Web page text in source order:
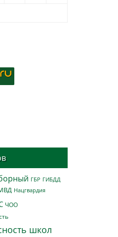
ГБР ГИБДД
Нацгвардия
ЧОО
школ